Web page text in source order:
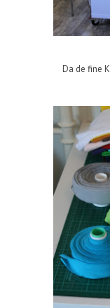
Da de fine